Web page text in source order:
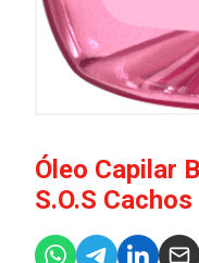
Óleo Capilar
S.O.S